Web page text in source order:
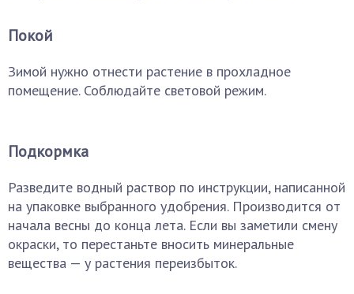
Покой
Зимой нужно отнести растение в прохладное
помещение. Соблюдайте световой режим.
Подкормка
Разведите водный раствор по инструкции, написанной
на упаковке выбранного удобрения. Производится от
начала весны до конца лета. Если вы заметили смену
окраски, то перестаньте вносить минеральные
вещества — у растения переизбыток.